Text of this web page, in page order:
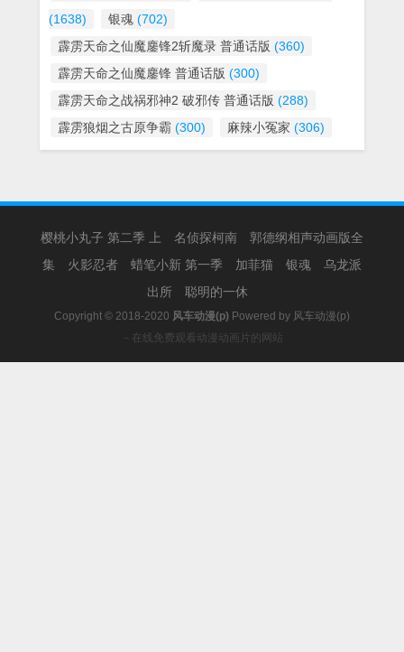
(1638)
银魂 (702)
霹雳天命之仙魔鏖锋2斩魔录 普通话版 (360)
霹雳天命之仙魔鏖锋 普通话版 (300)
霹雳天命之战祸邪神2 破邪传 普通话版 (288)
霹雳狼烟之古原争霸 (300) 麻辣小冤家 (306)
樱桃小丸子 第二季 上 名侦探柯南
郭德纲相声动画版全
集
火影忍者 蜡笔小新 第一季 加菲猫 银魂
乌龙派
出所
聪明的一休
Copyright © 2018-2020 风车动漫(p) Powered by 风车动漫(p)
－在线免费观看动漫动画片的网站